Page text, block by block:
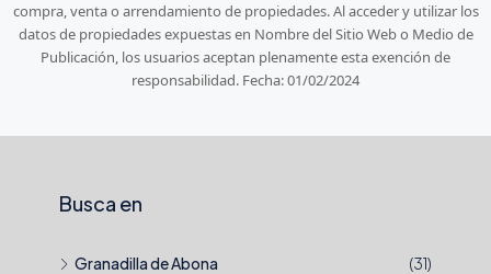
compra, venta o arrendamiento de propiedades. Al acceder y utilizar los
datos de propiedades expuestas en Nombre del Sitio Web o Medio de
Publicación, los usuarios aceptan plenamente esta exención de
responsabilidad. Fecha: 01/02/2024
Busca en
Granadilla de Abona
(31)